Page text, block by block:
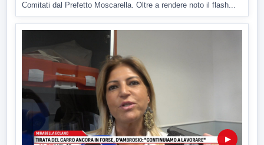
Comitati dal Prefetto Moscarella. Oltre a rendere noto il flash...
▶